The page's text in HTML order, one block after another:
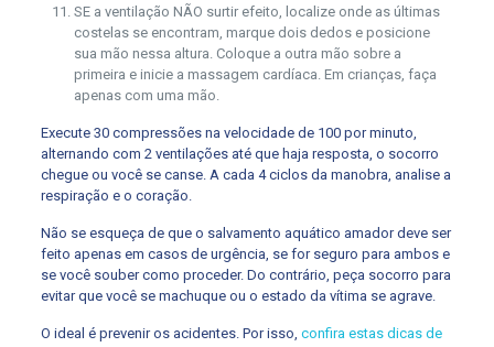
SE a ventilação NÃO surtir efeito, localize onde as últimas
costelas se encontram, marque dois dedos e posicione
sua mão nessa altura. Coloque a outra mão sobre a
primeira e inicie a massagem cardíaca. Em crianças, faça
apenas com uma mão.
Execute 30 compressões na velocidade de 100 por minuto,
alternando com 2 ventilações até que haja resposta, o socorro
chegue ou você se canse. A cada 4 ciclos da manobra, analise a
respiração e o coração.
Não se esqueça de que o salvamento aquático amador deve ser
feito apenas em casos de urgência, se for seguro para ambos e
se você souber como proceder. Do contrário, peça socorro para
evitar que você se machuque ou o estado da vítima se agrave.
O ideal é prevenir os acidentes. Por isso, confira estas dicas de